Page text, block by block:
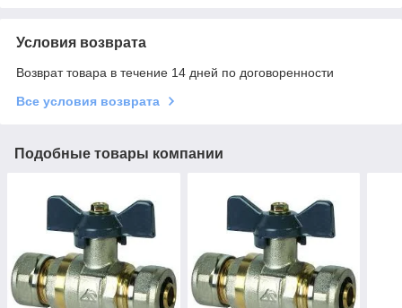
Условия возврата
Возврат товара в течение 14 дней по договоренности
Все условия возврата
Подобные товары компании